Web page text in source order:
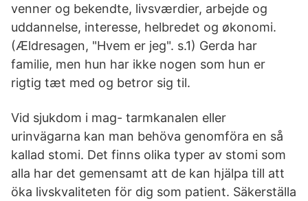
venner og bekendte, livsværdier, arbejde og
uddannelse, interesse, helbredet og økonomi.
(Ældresagen, "Hvem er jeg". s.1) Gerda har
familie, men hun har ikke nogen som hun er
rigtig tæt med og betror sig til.
Vid sjukdom i mag- tarmkanalen eller
urinvägarna kan man behöva genomföra en så
kallad stomi. Det finns olika typer av stomi som
alla har det gemensamt att de kan hjälpa till att
öka livskvaliteten för dig som patient. Säkerställa